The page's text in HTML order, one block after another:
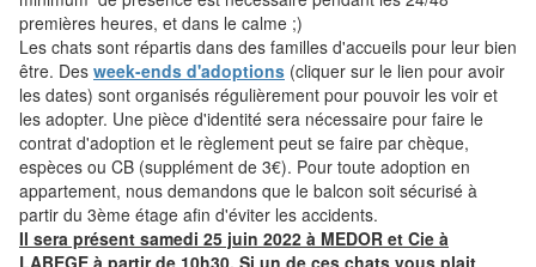
premières heures, et dans le calme ;)
Les chats sont répartis dans des familles d'accueils pour leur bien
être. Des week-ends d'adoptions (cliquer sur le lien pour avoir
les dates) sont organisés régulièrement pour pouvoir les voir et
les adopter. Une pièce d'identité sera nécessaire pour faire le
contrat d'adoption et le règlement peut se faire par chèque,
espèces ou CB (supplément de 3€). Pour toute adoption en
appartement, nous demandons que le balcon soit sécurisé à
partir du 3ème étage afin d'éviter les accidents.
Il sera présent samedi 25 juin 2022 à MEDOR et Cie à